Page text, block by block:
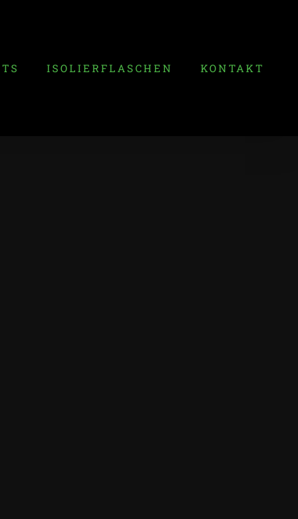
ISOLIERFLASCHEN KONTAKT